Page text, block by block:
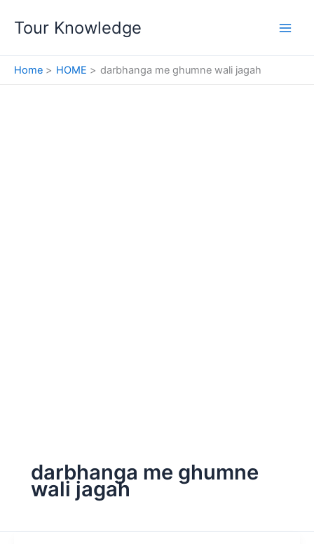
Tour Knowledge
Home HOME darbhanga me ghumne wali jagah
darbhanga me ghumne
wali jagah